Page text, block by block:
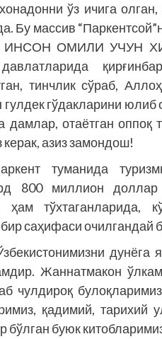
ўз ичига
Бу массив
ИНСОН ОМИЛИ УЧУН
тинчлик сўраб,
гулдек гўдакларини юлиб
дамлар, отаётган оппоқ
азиз замондош!
туманида
800 миллион
тўхтаганларида,
саҳифаси очилгандай
дунёга
Жаннатмакон
чулдироқ
қадимий, тарихий
бўлган буюк